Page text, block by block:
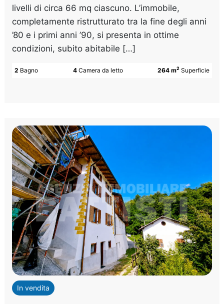
livelli di circa 66 mq ciascuno. L’immobile,
completamente ristrutturato tra la fine degli anni
’80 e i primi anni ’90, si presenta in ottime
condizioni, subito abitabile […]
264 m2 Superficie
4 Camera da letto
2 Bagno
In vendita